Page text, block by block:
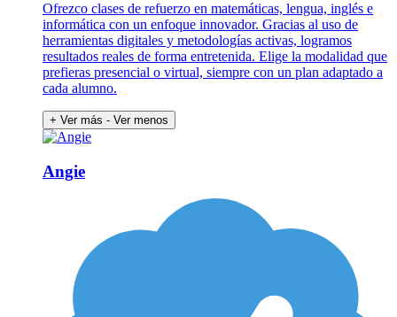
Ofrezco clases de refuerzo en matemáticas, lengua, inglés e
informática con un enfoque innovador. Gracias al uso de
herramientas digitales y metodologías activas, logramos
resultados reales de forma entretenida. Elige la modalidad que
prefieras presencial o virtual, siempre con un plan adaptado a
cada alumno.
+ Ver más - Ver menos
Angie